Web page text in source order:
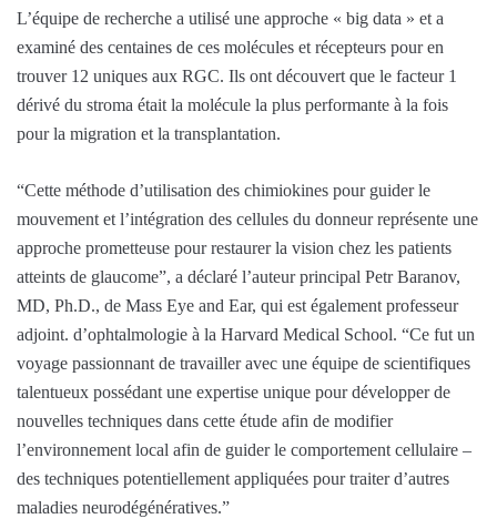
L’équipe de recherche a utilisé une approche « big data » et a
examiné des centaines de ces molécules et récepteurs pour en
trouver 12 uniques aux RGC. Ils ont découvert que le facteur 1
dérivé du stroma était la molécule la plus performante à la fois
pour la migration et la transplantation.
“Cette méthode d’utilisation des chimiokines pour guider le
mouvement et l’intégration des cellules du donneur représente une
approche prometteuse pour restaurer la vision chez les patients
atteints de glaucome”, a déclaré l’auteur principal Petr Baranov,
MD, Ph.D., de Mass Eye and Ear, qui est également professeur
adjoint. d’ophtalmologie à la Harvard Medical School. “Ce fut un
voyage passionnant de travailler avec une équipe de scientifiques
talentueux possédant une expertise unique pour développer de
nouvelles techniques dans cette étude afin de modifier
l’environnement local afin de guider le comportement cellulaire –
des techniques potentiellement appliquées pour traiter d’autres
maladies neurodégénératives.”